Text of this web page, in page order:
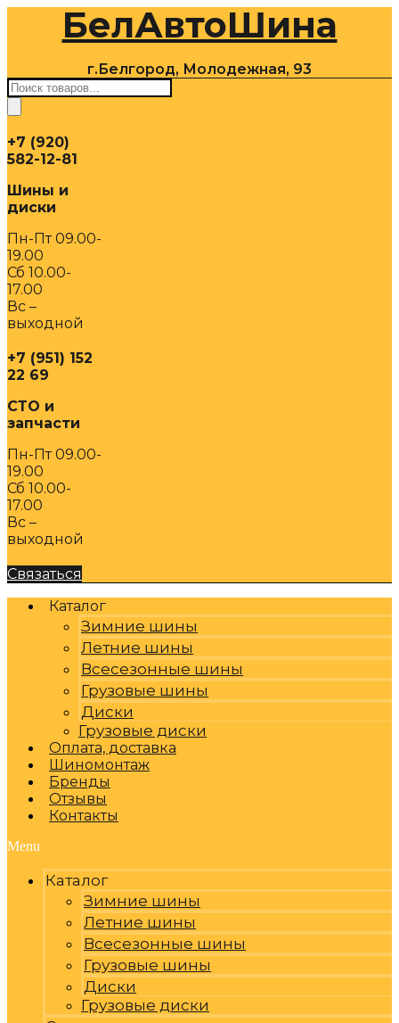
содержимомуБелАвтоШина
г.Белгород, Молодежная, 93
Поиск
товаров
+7 (920)
582-12-81
Шины и
диски
Пн-Пт 09.00-
19.00
Сб 10.00-
17.00
Вс –
выходной
+7 (951) 152
22 69
СТО и
запчасти
Пн-Пт 09.00-
19.00
Сб 10.00-
17.00
Вс –
выходной
Связаться
Каталог
Зимние шины
Летние шины
Всесезонные шины
Грузовые шины
Диски
Грузовые диски
Оплата, доставка
Шиномонтаж
Бренды
Отзывы
Контакты
Menu
Каталог
Зимние шины
Летние шины
Всесезонные шины
Грузовые шины
Диски
Грузовые диски